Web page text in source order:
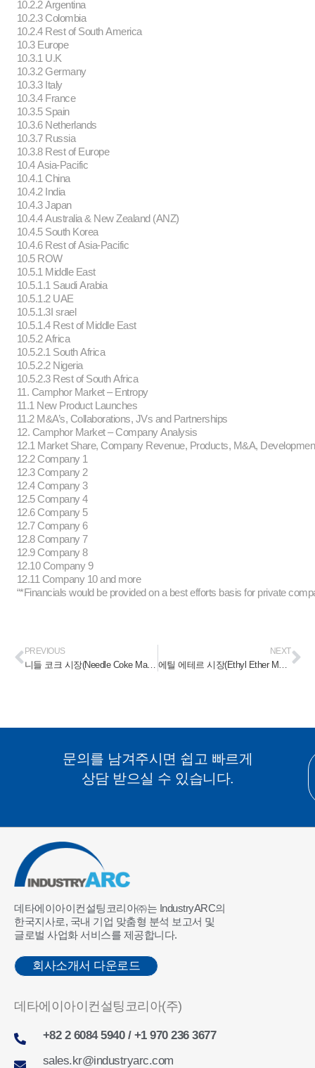
10.2.2 Argentina
10.2.3 Colombia
10.2.4 Rest of South America
10.3 Europe
10.3.1 U.K
10.3.2 Germany
10.3.3 Italy
10.3.4 France
10.3.5 Spain
10.3.6 Netherlands
10.3.7 Russia
10.3.8 Rest of Europe
10.4 Asia-Pacific
10.4.1 China
10.4.2 India
10.4.3 Japan
10.4.4 Australia & New Zealand (ANZ)
10.4.5 South Korea
10.4.6 Rest of Asia-Pacific
10.5 ROW
10.5.1 Middle East
10.5.1.1 Saudi Arabia
10.5.1.2 UAE
10.5.1.3I srael
10.5.1.4 Rest of Middle East
10.5.2 Africa
10.5.2.1 South Africa
10.5.2.2 Nigeria
10.5.2.3 Rest of South Africa
11. Camphor Market – Entropy
11.1 New Product Launches
11.2 M&A’s, Collaborations, JVs and Partnerships
12. Camphor Market – Company Analysis
12.1 Market Share, Company Revenue, Products, M&A,
12.2 Company 1
12.3 Company 2
12.4 Company 3
12.5 Company 4
12.6 Company 5
12.7 Company 6
12.8 Company 7
12.9 Company 8
12.10 Company 9
12.11 Company 10 and more
“*Financials would be provided on a best efforts basis for private
PREVIOUS
니들 코크 시장(Needle Coke Market) 2023-2028
NEXT
문의를 남겨주시면 쉽고 빠르게
상담 받으실 수 있습니다.
데타에이아이컨설팅코리아㈜는 IndustryARC의
한국지사로, 국내 기업 맞춤형 분석 보고서 및
글로벌 사업화 서비스를 제공합니다.
회사소개서 다운로드
데타에이아이컨설팅코리아(주)
+82 2 6084 5940 / +1 970 236 3677
sales.kr@industryarc.com